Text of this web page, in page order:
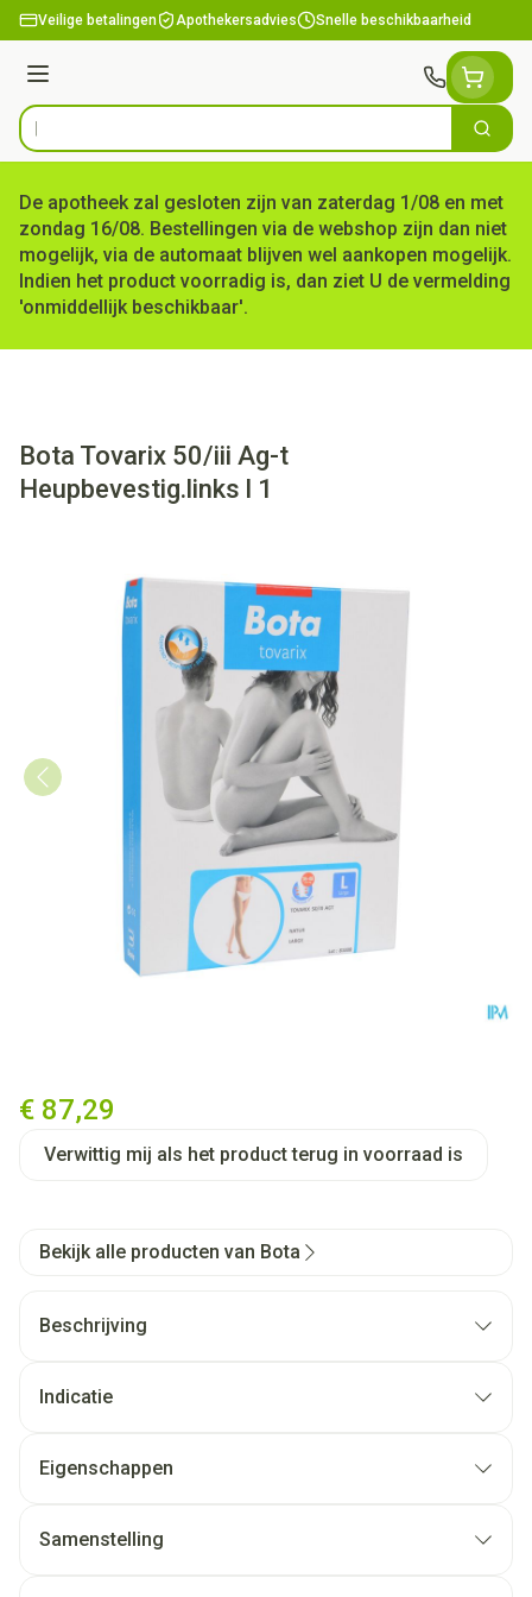
Ga naar de inhoud
Veilige betalingen Apothekersadvies Snelle beschikbaarheid
Menu
Product, merk, categorie... Zoek
De apotheek zal gesloten zijn van zaterdag 1/08 en met
zondag 16/08. Bestellingen via de webshop zijn dan niet
mogelijk, via de automaat blijven wel aankopen mogelijk.
Indien het product voorradig is, dan ziet U de vermelding
'onmiddellijk beschikbaar'.
Bota Tovarix 50/iii Ag-t
Heupbevestig.links l 1
€ 87,29
Verwittig mij als het product terug in voorraad is
Bekijk alle producten van Bota
Beschrijving
Indicatie
Eigenschappen
Samenstelling